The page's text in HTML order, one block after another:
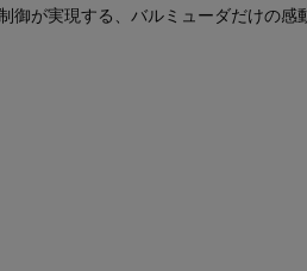
御が実現する、バルミューダだけの感